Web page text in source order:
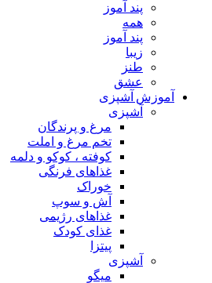
پند آموز
همه
پند آموز
زیبا
طنز
عشق
آموزش آشپزی
آشپزی
مرغ و پرندگان
تخم مرغ و املت
کوفته ، کوکو و دلمه
غذاهای فرنگی
خوراک
آش و سوپ
غذاهای رژیمی
غذای کودک
پیتزا
آشپزی
میگو